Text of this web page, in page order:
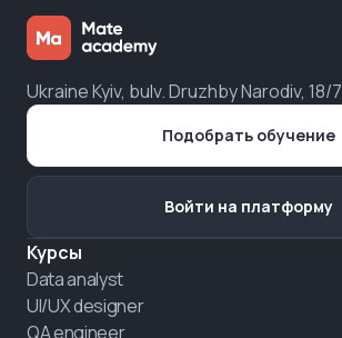
Ukraine Kyiv, bulv. Druzhby Narodiv, 18/7
Курсы
Data analyst
UI/UX designer
QA engineer
Подобрать обучение
Войти на платформу